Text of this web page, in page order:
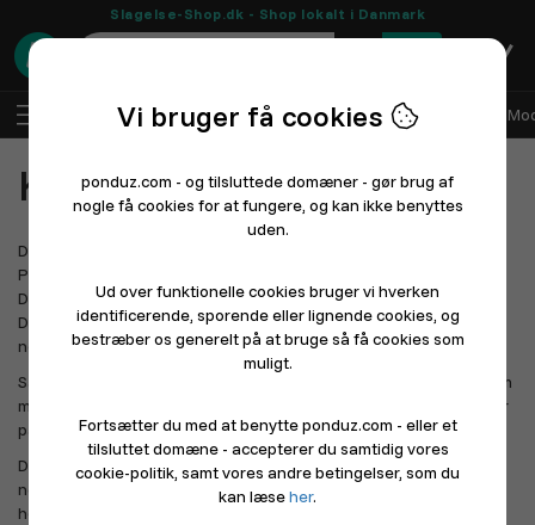
Slagelse-Shop.dk - Shop lokalt i Danmark
0
Log ind Sælg med Ponduz Alle afdelinger
Kontakt Ponduz
Det er vigtigt for os at oplyse dig om at ponduz.com, som drives af
Ponduz ApS, er 100% dansk, og afregner SKAT, MOMS osv. i
Danmark. Ingen penge overføres til udlandet - alt forbliver i
Danmark. Dét synes vi er værd at tænke over, når du handler på
nettet.
Samtidig arbejder vi hårdt på at gøre det så billigt og attraktivt som
muligt for danske butikker og online sælgere, at sælge deres varer
på nettet.
Du er altid velkommen til at kontakte ponduz.com via
nedenstående kontaktoplysninger. For at holde serviceniveauet
højt og omkostningerne nede, opfordrer vi til at indlede din
Vi bruger få cookies
ponduz.com - og tilsluttede domæner - gør brug af
nogle få cookies for at fungere, og kan ikke benyttes
uden.
Ud over funktionelle cookies bruger vi hverken
identificerende, sporende eller lignende cookies, og
bestræber os generelt på at bruge så få cookies som
muligt.
Fortsætter du med at benytte ponduz.com - eller et
tilsluttet domæne - accepterer du samtidig vores
cookie-politik, samt vores andre betingelser, som du
kan læseher.